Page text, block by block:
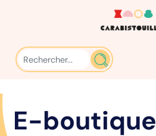
E-boutique